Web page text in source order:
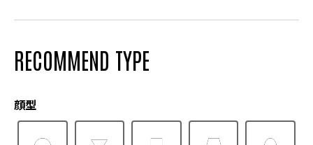
RECOMMEND TYPE
顔型